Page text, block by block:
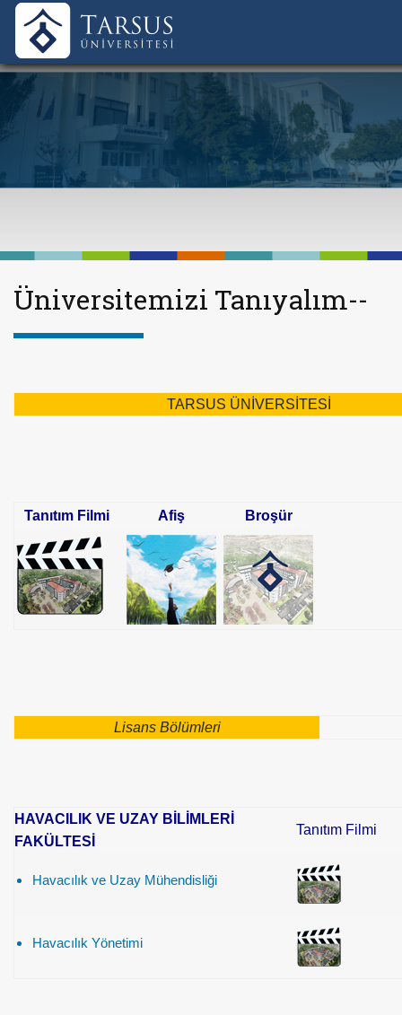
Üniversitemizi Tanıyalım--
TARSUS ÜNİVERSİTESİ
Tanıtım Filmi Afiş Broşür
Lisans Bölümleri
HAVACILIK VE UZAY BİLİMLERİ
FAKÜLTESİ
Tanıtım Filmi
Havacılık ve Uzay Mühendisliği
Havacılık Yönetimi